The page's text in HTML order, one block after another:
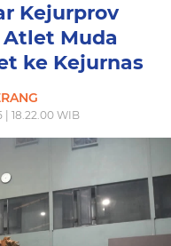
Kejurprov
Muda
ke Kejurnas
| 18.22.00 WIB